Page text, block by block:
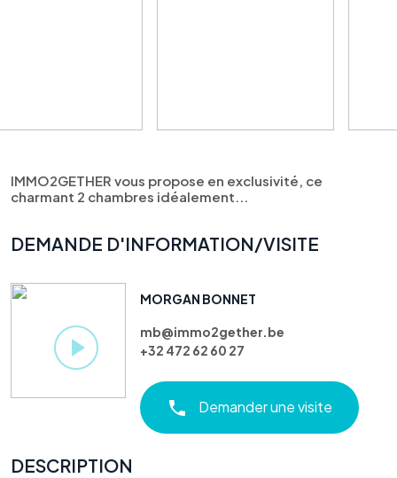
IMMO2GETHER vous propose en exclusivité, ce
charmant 2 chambres idéalement...
DEMANDE D'INFORMATION/VISITE
MORGAN BONNET
mb@immo2gether.be
+32 472 62 60 27
Demander une visite
DESCRIPTION